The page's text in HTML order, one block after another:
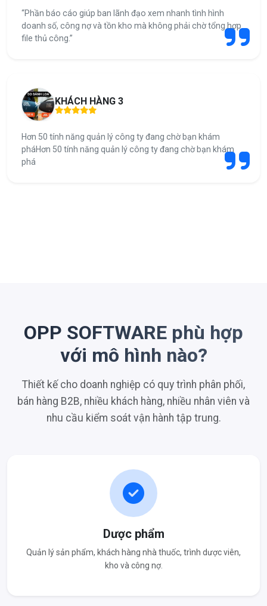
“Phần báo cáo giúp ban lãnh đạo xem nhanh tình hình
doanh số, công nợ và tồn kho mà không phải chờ tổng hợp
file thủ công.”
KHÁCH HÀNG 3
Hơn 50 tính năng quản lý công ty đang chờ bạn khám
pháHơn 50 tính năng quản lý công ty đang chờ bạn khám
phá
OPP SOFTWARE phù hợp
với mô hình nào?
Thiết kế cho doanh nghiệp có quy trình phân phối,
bán hàng B2B, nhiều khách hàng, nhiều nhân viên và
nhu cầu kiểm soát vận hành tập trung.
Dược phẩm
Quản lý sản phẩm, khách hàng nhà thuốc, trình dược viên,
kho và công nợ.